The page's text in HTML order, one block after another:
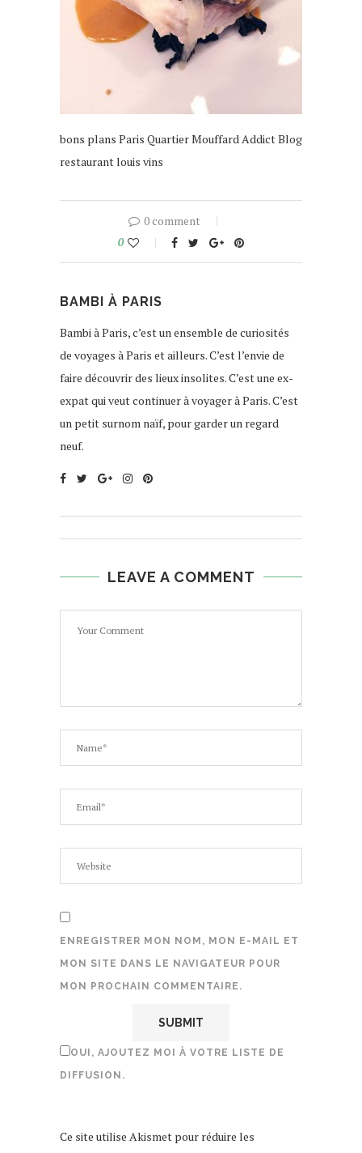
bons plans Paris Quartier Mouffard Addict Blog
restaurant louis vins
0 comment
0
BAMBI À PARIS
Bambi à Paris, c’est un ensemble de curiosités
de voyages à Paris et ailleurs. C’est l’envie de
faire découvrir des lieux insolites. C’est une ex-
expat qui veut continuer à voyager à Paris. C’est
un petit surnom naïf, pour garder un regard
neuf.
LEAVE A COMMENT
ENREGISTRER MON NOM, MON E-MAIL ET
MON SITE DANS LE NAVIGATEUR POUR
MON PROCHAIN COMMENTAIRE.
OUI, AJOUTEZ MOI À VOTRE LISTE DE
DIFFUSION.
Ce site utilise Akismet pour réduire les